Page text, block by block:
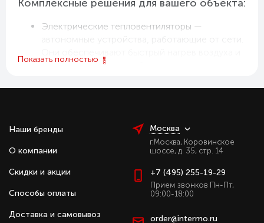
Комплексные решения для вашего объекта:
Электрические тепловентиляторы —
удобны для помещений, где нет доступа к
Водяные тепловентиляторы — подключаются
больших торговых и промышленных
помещений. Современные теплообменники
обеспечивают высокую отдачу тепла при
низких затратах.
Газовые тепловентиляторы — применяются на
промышленных и логистических объектах.
Показать полностью
Наши бренды
О компании
Скидки и акции
Способы оплаты
Доставка и самовывоз
Москва
г.Москва, Коровинское
шоссе, д. 35, стр. 14
+7 (495) 255-19-29
Прием звонков Пн-Пт,
09:00-18:00
order@intermo.ru